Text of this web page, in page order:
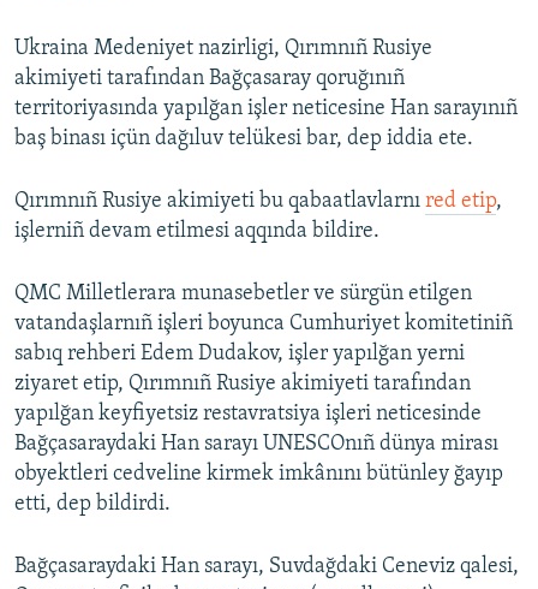
Ukraina Medeniyet nazirligi, Qırımnıñ Rusiye
akimiyeti tarafından Bağçasaray qoruğınıñ
territoriyasında yapılğan işler neticesine Han sarayınıñ
baş binası içün dağıluv telükesi bar, dep iddia ete.
Qırımnıñ Rusiye akimiyeti bu qabaatlavlarnı red etip,
işlerniñ devam etilmesi aqqında bildire.
QMC Milletlerara munasebetler ve sürgün etilgen
vatandaşlarnıñ işleri boyunca Cumhuriyet komitetiniñ
sabıq rehberi Edem Dudakov, işler yapılğan yerni
ziyaret etip, Qırımnıñ Rusiye akimiyeti tarafından
yapılğan keyfiyetsiz restavratsiya işleri neticesinde
Bağçasaraydaki Han sarayı UNESCOnıñ dünya mirası
obyektleri cedveline kirmek imkânını bütünley ğayıp
etti, dep bildirdi.
Bağçasaraydaki Han sarayı, Suvdağdaki Ceneviz qalesi,